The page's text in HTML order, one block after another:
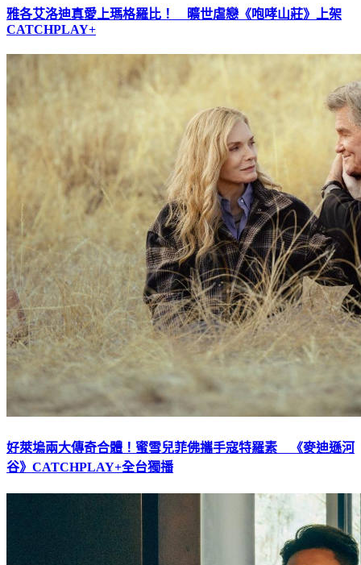
雅各艾洛迪真愛上瑪格羅比！ 曠世虐戀《咆哮山莊》上架
CATCHPLAY+
好萊塢兩大傳奇合體！蜜雪兒菲佛攜手寇特羅素 《麥迪遜河
谷》CATCHPLAY+全台獨播